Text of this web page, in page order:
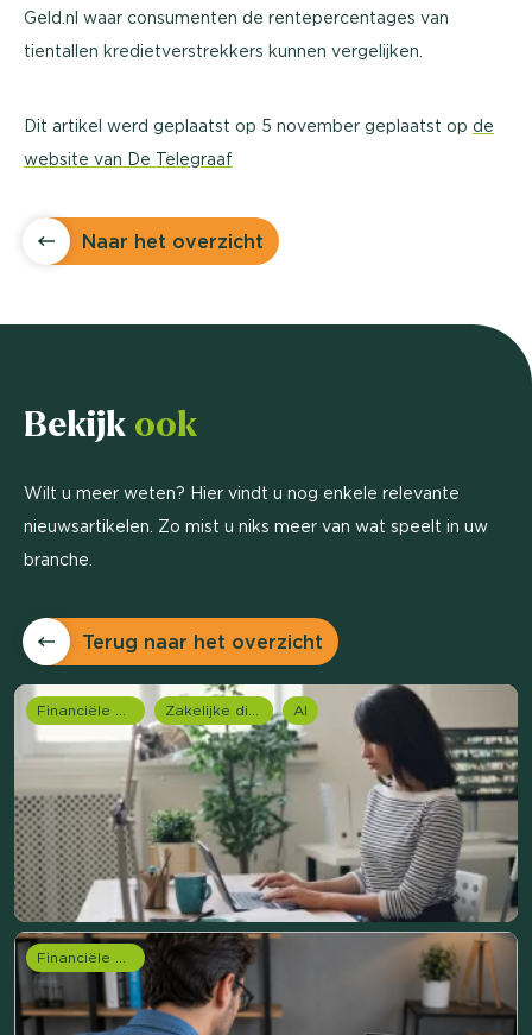
Geld.nl waar consumenten de rentepercentages van
tientallen kredietverstrekkers kunnen vergelijken.
Dit artikel werd geplaatst op 5 november geplaatst op de
website van De Telegraaf
Naar het overzicht
Bekijk ook
Wilt u meer weten? Hier vindt u nog enkele relevante
nieuwsartikelen. Zo mist u niks meer van wat speelt in uw
branche.
Terug naar het overzicht
Financiële dienstverlening Zakelijke dienstverlening (B2B) AI
Financiële dienstverlening